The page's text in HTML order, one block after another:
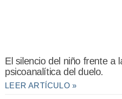
El silencio del niño frente a
psicoanalítica del duelo.
LEER ARTÍCULO »